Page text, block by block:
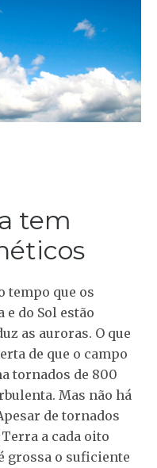
tem
tempo que os
do Sol estão
as auroras. O que
de que o campo
tornados de 800
Mas não há
de tornados
a cada oito
grossa o suficiente